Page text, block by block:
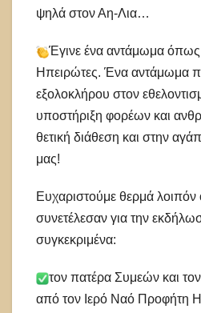
ψηλά στον Αη-Λια…
Έγινε ένα αντάμωμα όπως
Ηπειρώτες. Ένα αντάμωμα
εξολοκλήρου στον
υποστήριξη φορέων και
θετική διάθεση και στην
μας!
Ευχαριστούμε θερμά
συνετέλεσαν για την
συγκεκριμένα:
τον πατέρα Συμεών και
από τον Ιερό Ναό Προφήτη